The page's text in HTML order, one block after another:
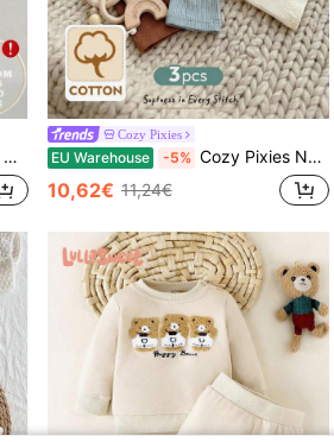
Cozy Pixies
EU Warehouse -5% Cozy Pixies Neugeborene lässige einfarbige Schlupfhose
10,62€ 11,24€